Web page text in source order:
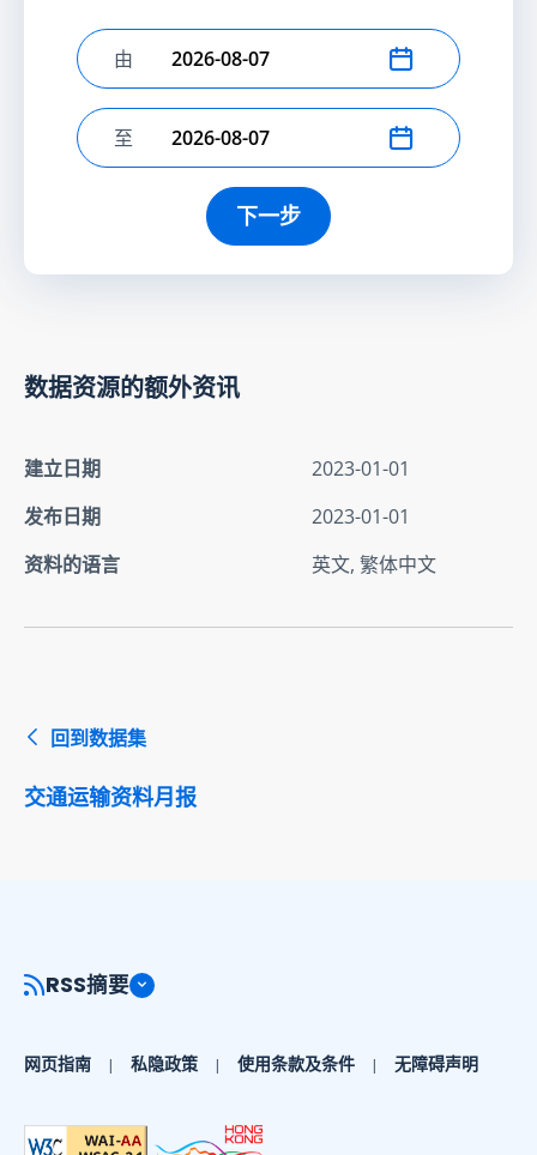
选择开始日期
由
选择结束日期
至
下一步
数据资源的额外资讯
建立日期
2023-01-01
发布日期
2023-01-01
资料的语言
英文, 繁体中文
回到数据集
交通运输资料月报
RSS摘要
网页指南 私隐政策 使用条款及条件 无障碍声明